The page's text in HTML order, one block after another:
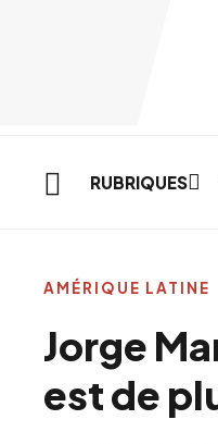
RUBRIQUES
Jorge
est de
AMÉRIQUE LATINE